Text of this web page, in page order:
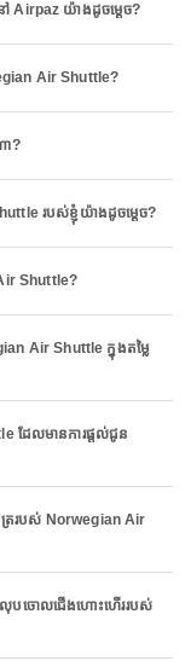
Airpaz យ៉ាងដូចម្តេច?
Air Shuttle?
ា?
របស់ខ្ញុំយ៉ាងដូចម្តេច?
Shuttle?
Air Shuttle ក្នុងតម្លៃ
ដែលមានការផ្តល់ជូន
បុត្ររបស់ Norwegian Air
លុបចោលជើងហោះហើររបស់